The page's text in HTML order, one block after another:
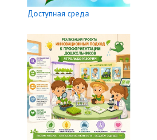
Доступная среда